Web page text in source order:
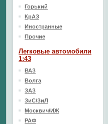
Горький
КрАЗ
Иностранные
Прочие
Легковые автомобили
1:43
ВАЗ
Волга
ЗАЗ
ЗиС/ЗиЛ
Москвич/ИЖ
РАФ